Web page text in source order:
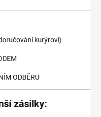
kurýrovi)
ODBĚRU
zásilky: